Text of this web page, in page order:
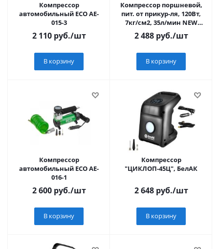
Компрессор
автомобильный ECO AE-
015-3
2 110руб./шт
В корзину
Компрессор поршневой,
пит. от прикур-ля, 120Вт,
7кг/см2, 35л/мин NEW
GALAXY 03.21.010
2 488руб./шт
В корзину
Компрессор
автомобильный ECO AE-
016-1
2 600руб./шт
В корзину
Компрессор
"ЦИКЛОП-45Ц", БелАК
2 648руб./шт
В корзину